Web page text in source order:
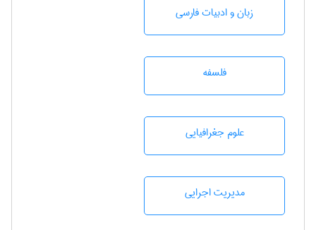
زبان و ادبيات فارسی
فلسفه
علوم جغرافيايی
مديريت اجرايی